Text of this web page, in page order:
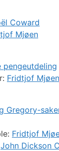
Coward
Mjøen
pengeutdeling
Fridtjof Mjøen
Gregory-
Fridtjof
John Dickson